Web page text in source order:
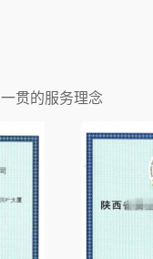
贯的服务理念